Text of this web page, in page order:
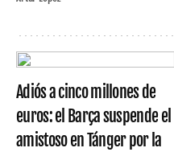
Adiós a cinco millones de
euros: el Barça suspende el
amistoso en Tánger por la